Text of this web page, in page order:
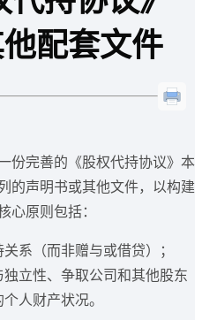
配套文件
份完善的《股权代持协议》本
的声明书或其他文件，以构建
心原则包括：
系（而非赠与或借贷）；
立性、争取公司和其他股东
人财产状况。